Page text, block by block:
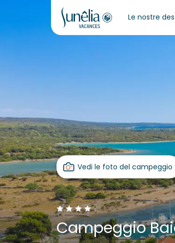
Le nostre
Vedi le foto del campeggio
Campeggio